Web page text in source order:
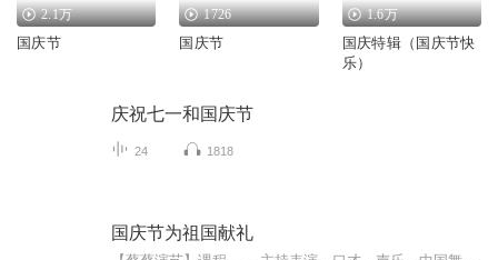
2.1万
国庆节
1726
国庆节
1.6万
国庆特辑（国庆节快
乐）
庆祝七一和国庆节
24 1818
国庆节为祖国献礼